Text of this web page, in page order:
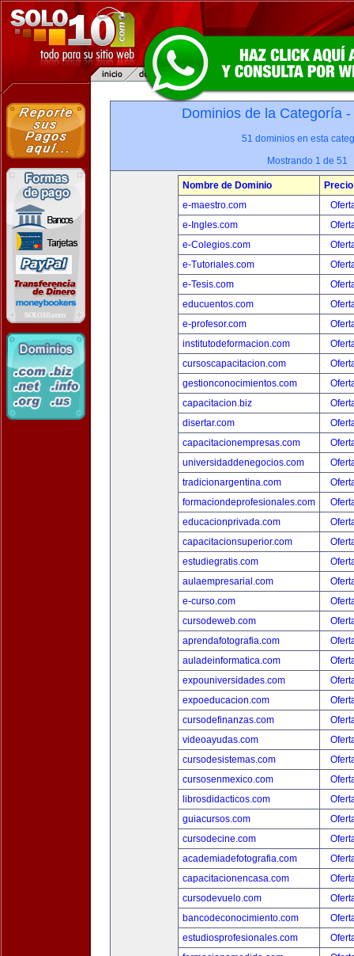
Dominios de la Categoría -
51 dominios en esta
Mostrando 1 de 51
Nombre de Dominio
Precio
e-maestro.com
e-Ingles.com
e-Colegios.com
e-Tutoriales.com
e-Tesis.com
educuentos.com
e-profesor.com
institutodeformacion.com
cursoscapacitacion.com
gestionconocimientos.com
capacitacion.biz
disertar.com
capacitacionempresas.com
universidaddenegocios.com
tradicionargentina.com
formaciondeprofesionales.com
educacionprivada.com
capacitacionsuperior.com
estudiegratis.com
aulaempresarial.com
e-curso.com
cursodeweb.com
aprendafotografia.com
auladeinformatica.com
expouniversidades.com
expoeducacion.com
cursodefinanzas.com
videoayudas.com
cursodesistemas.com
cursosenmexico.com
librosdidacticos.com
guiacursos.com
cursodecine.com
academiadefotografia.com
capacitacionencasa.com
cursodevuelo.com
bancodeconocimiento.com
estudiosprofesionales.com